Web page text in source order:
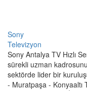
Sony
Televizyon
Sony Antalya TV Hızlı
sürekli uzman
sektörde lider bir
- Muratpaşa - Konyaaltı